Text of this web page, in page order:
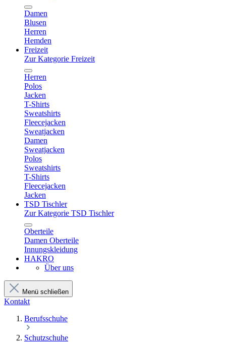
Damen
Blusen
Herren
Hemden
Freizeit
Zur Kategorie Freizeit
Herren
Polos
Jacken
T-Shirts
Sweatshirts
Fleecejacken
Sweatjacken
Damen
Sweatjacken
Polos
Sweatshirts
T-Shirts
Fleecejacken
Jacken
TSD Tischler
Zur Kategorie TSD Tischler
Oberteile
Damen Oberteile
Innungskleidung
HAKRO
Über uns
Menü schließen
Kontakt
Berufsschuhe
Schutzschuhe